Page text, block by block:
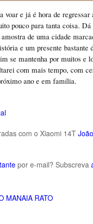
voar e já é hora de regressar
pouco para tanta coisa. Dá
de uma cidade
e um presente bastante
se mantenha por muitos e
com mais tempo, com
ano e em família.
com o Xiaomi 14T
por e-mail? Subscreva
MANAIA RATO